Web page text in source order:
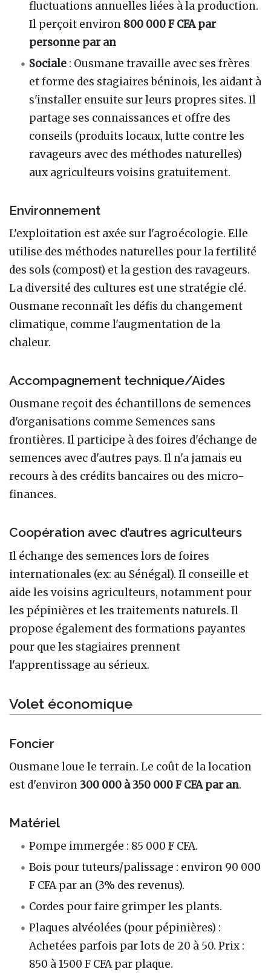
fluctuations annuelles liées à la production.
Il perçoit environ 800 000 F CFA par
personne par an
Sociale : Ousmane travaille avec ses frères
et forme des stagiaires béninois, les aidant à
s'installer ensuite sur leurs propres sites. Il
partage ses connaissances et offre des
conseils (produits locaux, lutte contre les
ravageurs avec des méthodes naturelles)
aux agriculteurs voisins gratuitement.
Environnement
L'exploitation est axée sur l'agroécologie. Elle
utilise des méthodes naturelles pour la fertilité
des sols (compost) et la gestion des ravageurs.
La diversité des cultures est une stratégie clé.
Ousmane reconnaît les défis du changement
climatique, comme l'augmentation de la
chaleur.
Accompagnement technique/Aides
Ousmane reçoit des échantillons de semences
d'organisations comme Semences sans
frontières. Il participe à des foires d'échange de
semences avec d'autres pays. Il n'a jamais eu
recours à des crédits bancaires ou des micro-
finances.
Coopération avec d’autres agriculteurs
Il échange des semences lors de foires
internationales (ex: au Sénégal). Il conseille et
aide les voisins agriculteurs, notamment pour
les pépinières et les traitements naturels. Il
propose également des formations payantes
pour que les stagiaires prennent
l'apprentissage au sérieux.
Volet économique
Foncier
Ousmane loue le terrain. Le coût de la location
est d'environ300 000 à 350 000 F CFA par an.
Matériel
Pompe immergée : 85 000 F CFA.
Bois pour tuteurs/palissage : environ 90 000
F CFA par an (3% des revenus).
Cordes pour faire grimper les plants.
Plaques alvéolées (pour pépinières) :
Achetées parfois par lots de 20 à 50. Prix :
850 à 1500 F CFA par plaque.